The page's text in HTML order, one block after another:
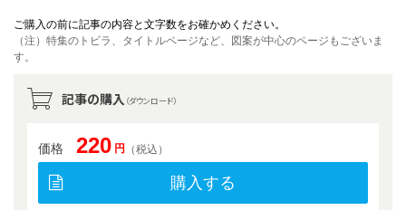
ご購入の前に記事の内容と文字数をお確かめください。
（注）特集のトビラ、タイトルページなど、図案が中心のページもございま
す。
記事の購入 （ダウンロード）
価格 220 円 （税込）
購入する